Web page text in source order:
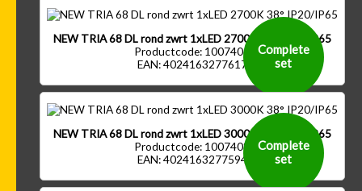
NEW TRIA 68 DL rond zwrt 1xLED 2700K 38° IP20/IP65
Productcode: 1007406
EAN: 4024163277617
Complete
set
NEW TRIA 68 DL rond zwrt 1xLED 3000K 38° IP20/IP65
Productcode: 1007408
EAN: 4024163277594
Complete
set